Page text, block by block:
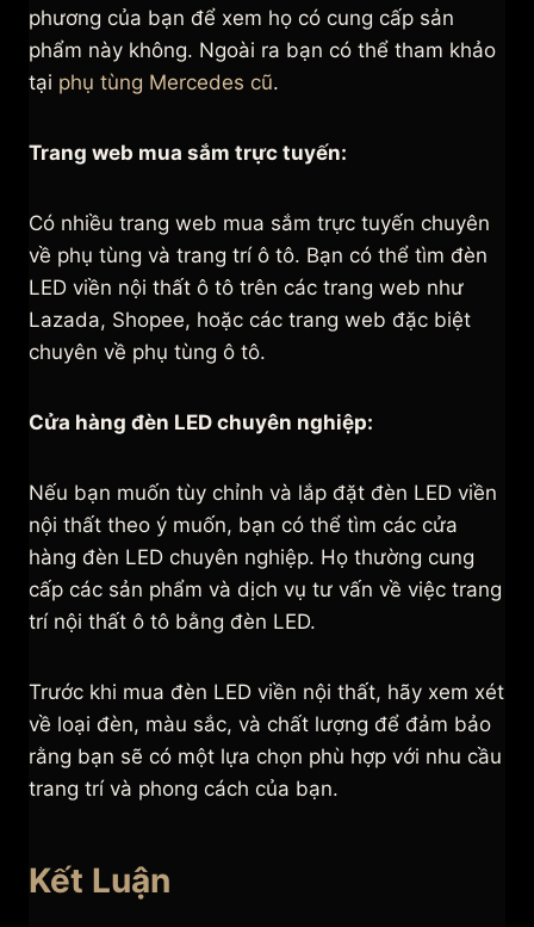
phương của bạn để xem họ có cung cấp sản
phẩm này không. Ngoài ra bạn có thể tham khảo
tại phụ tùng Mercedes cũ.
Trang web mua sắm trực tuyến:
Có nhiều trang web mua sắm trực tuyến chuyên
về phụ tùng và trang trí ô tô. Bạn có thể tìm đèn
LED viền nội thất ô tô trên các trang web như
Lazada, Shopee, hoặc các trang web đặc biệt
chuyên về phụ tùng ô tô.
Cửa hàng đèn LED chuyên nghiệp:
Nếu bạn muốn tùy chỉnh và lắp đặt đèn LED viền
nội thất theo ý muốn, bạn có thể tìm các cửa
hàng đèn LED chuyên nghiệp. Họ thường cung
cấp các sản phẩm và dịch vụ tư vấn về việc trang
trí nội thất ô tô bằng đèn LED.
Trước khi mua đèn LED viền nội thất, hãy xem xét
về loại đèn, màu sắc, và chất lượng để đảm bảo
rằng bạn sẽ có một lựa chọn phù hợp với nhu cầu
trang trí và phong cách của bạn.
Kết Luận